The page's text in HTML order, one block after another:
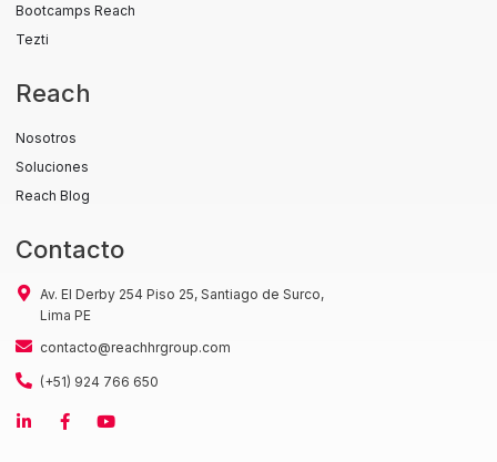
Bootcamps Reach
Tezti
Reach
Nosotros
Soluciones
Reach Blog
Contacto
Av. El Derby 254 Piso 25, Santiago de Surco,
Lima PE
contacto@reachhrgroup.com
(+51) 924 766 650